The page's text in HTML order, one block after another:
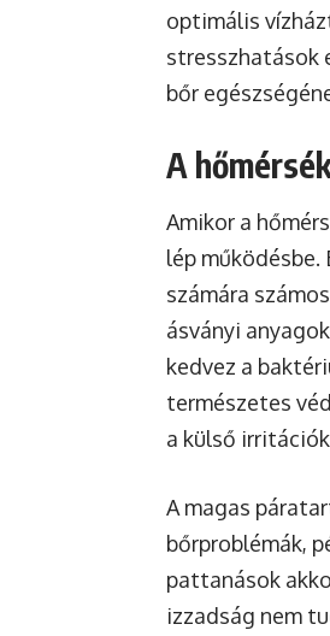
optimális
stresszhatások
bőr
A
Amikor a
lép
számára
ásványi
kedvez a
természetes
a külső
A magas
bőrproblémák,
pattanások
izzadság nem